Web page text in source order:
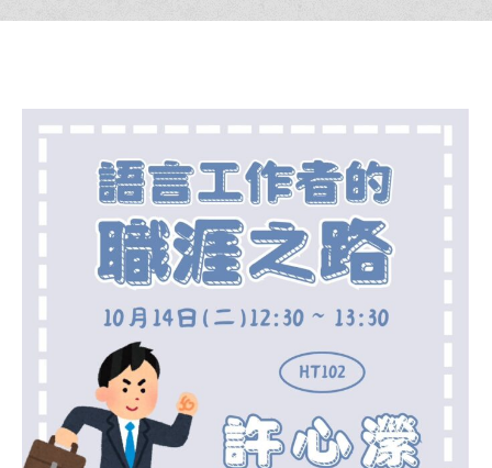
You are here: